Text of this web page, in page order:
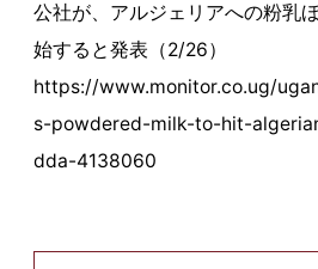
公社が、アルジェリアへの粉乳
始すると発表（2/26）
https://www.monitor.co.ug/
s-powdered-milk-to-hit-
dda-4138060